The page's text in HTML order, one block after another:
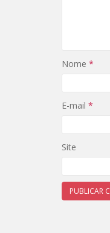
Nome *
E-mail *
Site